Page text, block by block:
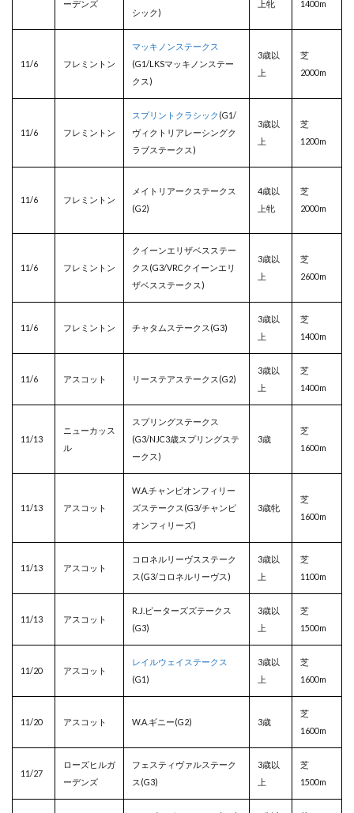
ーデンズ
シック)
上牝 1400m
11/6 フレミントン
マッキノンステークス
(G1/LKSマッキノンステー
クス)
3歳以
上
芝
2000m
11/6 フレミントン
スプリントクラシック (G1/
ヴィクトリアレーシングク
ラブステークス)
3歳以
上
芝
1200m
11/6 フレミントン
メイトリアークステークス
(G2)
4歳以
上牝
芝
2000m
11/6 フレミントン
クイーンエリザベスステー
クス(G3/VRCクイーンエリ
ザベスステークス)
3歳以
上
芝
2600m
11/6 フレミントン チャタムステークス(G3)
3歳以
上
芝
1400m
11/6 アスコット リーステアステークス(G2)
3歳以
上
芝
1400m
11/13
ニューカッス
ル
スプリングステークス
(G3/NJC3歳スプリングステ
ークス)
3歳
芝
1600m
11/13 アスコット
W.A.チャンピオンフィリー
ズステークス(G3/チャンピ
オンフィリーズ)
3歳牝
芝
1600m
11/13 アスコット
コロネルリーヴスステーク
ス(G3/コロネルリーヴス)
3歳以
上
芝
1100m
11/13 アスコット
R.J.ピーターズズテークス
(G3)
3歳以
上
芝
1500m
11/20 アスコット
レイルウェイステークス
(G1)
3歳以
上
芝
1600m
11/20 アスコット W.A.ギニー(G2) 3歳
芝
1600m
11/27
ローズヒルガ
ーデンズ
フェスティヴァルステーク
ス(G3)
3歳以
上
芝
1500m